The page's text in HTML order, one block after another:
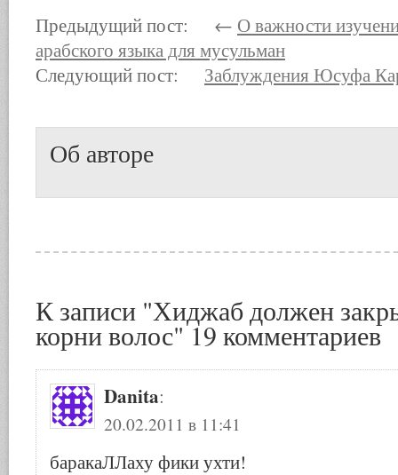
Предыдущий пост: ← О важности
арабского языка для мусульман
Следующий пост: Заблуждения Юсуфа
Об авторе
К записи "Хиджаб должен
корни волос" 19 комментариев
Danita:
20.02.2011 в 11:41
баракаЛЛаху фики ухти!